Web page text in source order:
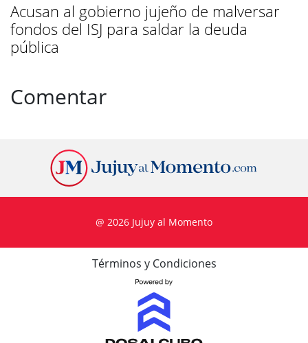
Acusan al gobierno jujeño de malversar
fondos del ISJ para saldar la deuda
pública
Comentar
@ 2026 Jujuy al Momento
Términos y Condiciones